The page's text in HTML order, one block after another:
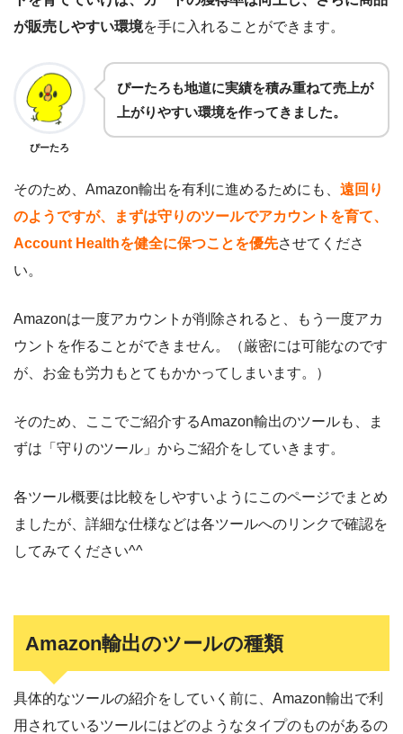
が販売しやすい環境を手に入れることができます。
ぴーたろ
ぴーたろも地道に実績を積み重ねて売上が
上がりやすい環境を作ってきました。
そのため、Amazon輸出を有利に進めるためにも、 遠回り
のようですが、まずは守りのツールでアカウントを育て、
Account Healthを健全に保つことを優先させてくださ
い。
Amazonは一度アカウントが削除されると、もう一度アカ
ウントを作ることができません。（厳密には可能なのです
が、お金も労力もとてもかかってしまいます。）
そのため、ここでご紹介するAmazon輸出のツールも、ま
ずは「守りのツール」からご紹介をしていきます。
各ツール概要は比較をしやすいようにこのページでまとめ
ましたが、詳細な仕様などは各ツールへのリンクで確認を
してみてください^^
Amazon輸出のツールの種類
具体的なツールの紹介をしていく前に、Amazon輸出で利
用されているツールにはどのようなタイプのものがあるの